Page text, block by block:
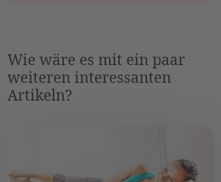
Wie wäre es mit ein paar
weiteren interessanten
Artikeln?